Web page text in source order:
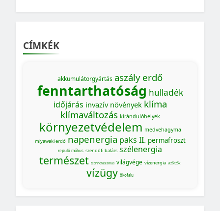
CÍMKÉK
akkumulátorgyártás aszály erdő
fenntarthatóság hulladék
időjárás invazív növények klíma
klímaváltozás kirándulóhelyek
környezetvédelem medvehagyma
miyawaki erdő napenergia paks II. permafroszt
repülő mókus szendőfi balázs szélenergia
természet technofasizmus világvége vízenergia vízőrzők
vízügy ökofalu